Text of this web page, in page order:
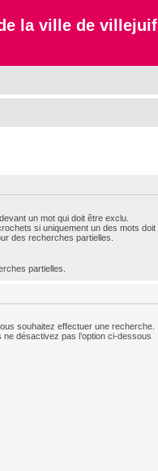
la ville de villejuif
devant un mot qui doit être exclu.
si uniquement un des mots doit
des recherches partielles.
partielles.
souhaitez effectuer une recherche.
désactivez pas l’option ci-dessous